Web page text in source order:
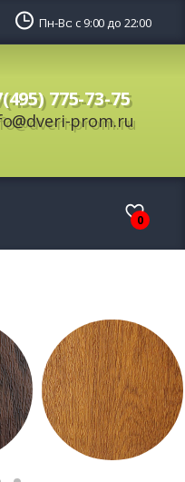
Пн-Вс: с 9:00 до 22:00
775-73-75
prom.ru
0